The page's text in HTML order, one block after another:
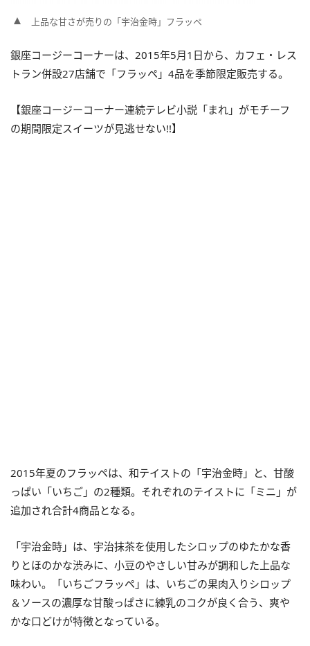
上品な甘さが売りの「宇治金時」フラッペ
銀座コージーコーナーは、2015年5月1日から、カフェ・レス
トラン併設27店舗で「フラッペ」4品を季節限定販売する。
【銀座コージーコーナー連続テレビ小説「まれ」がモチーフ
の期間限定スイーツが見逃せない!!】
2015年夏のフラッペは、和テイストの「宇治金時」と、甘酸
っぱい「いちご」の2種類。それぞれのテイストに「ミニ」が
追加され合計4商品となる。
「宇治金時」は、宇治抹茶を使用したシロップのゆたかな香
りとほのかな渋みに、小豆のやさしい甘みが調和した上品な
味わい。「いちごフラッペ」は、いちごの果肉入りシロップ
＆ソースの濃厚な甘酸っぱさに練乳のコクが良く合う、爽や
かな口どけが特徴となっている。